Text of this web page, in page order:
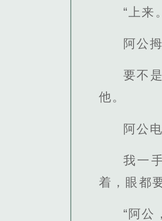
“上来
阿公
要不
他。
阿公
我一
着，眼都
“阿公